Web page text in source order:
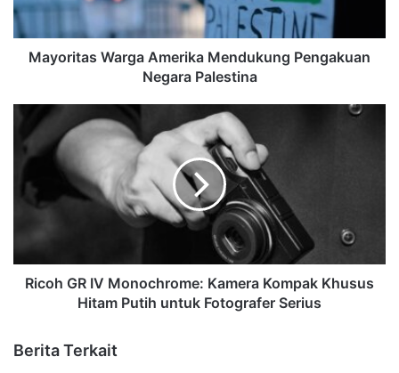
Mayoritas Warga Amerika Mendukung Pengakuan
Negara Palestina
Ricoh GR IV Monochrome: Kamera Kompak Khusus
Hitam Putih untuk Fotografer Serius
Berita Terkait